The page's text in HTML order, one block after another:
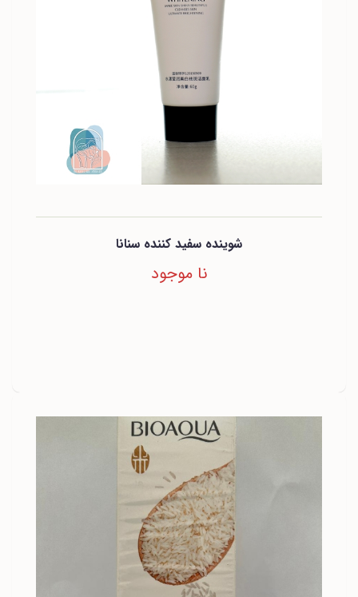
شوینده سفید کننده سنانا
نا موجود